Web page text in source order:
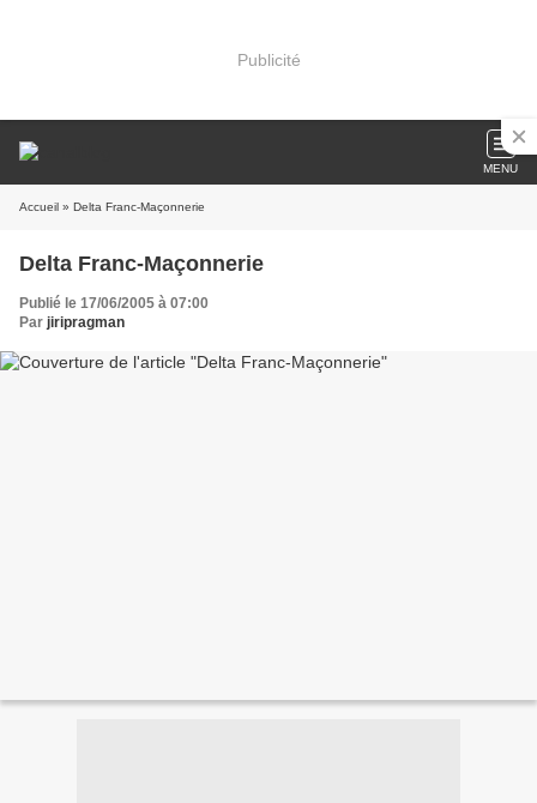
Publicité
MENU
Accueil » Delta Franc-Maçonnerie
Delta Franc-Maçonnerie
Publié le 17/06/2005 à 07:00
Par jiripragman